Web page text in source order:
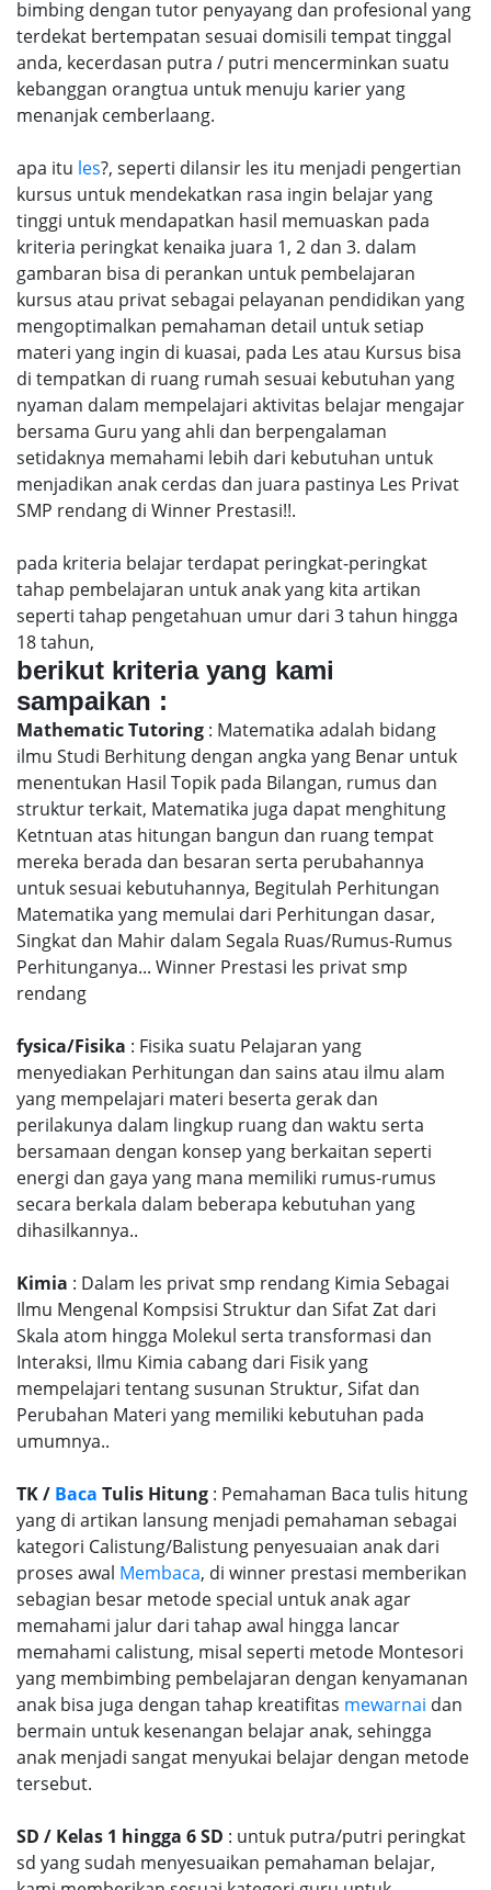
bimbing dengan tutor penyayang dan profesional yang
terdekat bertempatan sesuai domisili tempat tinggal
anda, kecerdasan putra / putri mencerminkan suatu
kebanggan orangtua untuk menuju karier yang
menanjak cemberlaang.
apa itu les?, seperti dilansir les itu menjadi pengertian
kursus untuk mendekatkan rasa ingin belajar yang
tinggi untuk mendapatkan hasil memuaskan pada
kriteria peringkat kenaika juara 1, 2 dan 3. dalam
gambaran bisa di perankan untuk pembelajaran
kursus atau privat sebagai pelayanan pendidikan yang
mengoptimalkan pemahaman detail untuk setiap
materi yang ingin di kuasai, pada Les atau Kursus bisa
di tempatkan di ruang rumah sesuai kebutuhan yang
nyaman dalam mempelajari aktivitas belajar mengajar
bersama Guru yang ahli dan berpengalaman
setidaknya memahami lebih dari kebutuhan untuk
menjadikan anak cerdas dan juara pastinya Les Privat
SMP rendang di Winner Prestasi!!.
pada kriteria belajar terdapat peringkat-peringkat
tahap pembelajaran untuk anak yang kita artikan
seperti tahap pengetahuan umur dari 3 tahun hingga
18 tahun,
berikut kriteria yang kami
sampaikan :
Mathematic Tutoring : Matematika adalah bidang
ilmu Studi Berhitung dengan angka yang Benar untuk
menentukan Hasil Topik pada Bilangan, rumus dan
struktur terkait, Matematika juga dapat menghitung
Ketntuan atas hitungan bangun dan ruang tempat
mereka berada dan besaran serta perubahannya
untuk sesuai kebutuhannya, Begitulah Perhitungan
Matematika yang memulai dari Perhitungan dasar,
Singkat dan Mahir dalam Segala Ruas/Rumus-Rumus
Perhitunganya... Winner Prestasi les privat smp
rendang
fysica/Fisika : Fisika suatu Pelajaran yang
menyediakan Perhitungan dan sains atau ilmu alam
yang mempelajari materi beserta gerak dan
perilakunya dalam lingkup ruang dan waktu serta
bersamaan dengan konsep yang berkaitan seperti
energi dan gaya yang mana memiliki rumus-rumus
secara berkala dalam beberapa kebutuhan yang
dihasilkannya..
Kimia : Dalam les privat smp rendang Kimia Sebagai
Ilmu Mengenal Kompsisi Struktur dan Sifat Zat dari
Skala atom hingga Molekul serta transformasi dan
Interaksi, Ilmu Kimia cabang dari Fisik yang
mempelajari tentang susunan Struktur, Sifat dan
Perubahan Materi yang memiliki kebutuhan pada
umumnya..
TK / Baca Tulis Hitung : Pemahaman Baca tulis hitung
yang di artikan lansung menjadi pemahaman sebagai
kategori Calistung/Balistung penyesuaian anak dari
proses awal Membaca, di winner prestasi memberikan
sebagian besar metode special untuk anak agar
memahami jalur dari tahap awal hingga lancar
memahami calistung, misal seperti metode Montesori
yang membimbing pembelajaran dengan kenyamanan
anak bisa juga dengan tahap kreatifitas mewarnai dan
bermain untuk kesenangan belajar anak, sehingga
anak menjadi sangat menyukai belajar dengan metode
tersebut.
SD / Kelas 1 hingga 6 SD : untuk putra/putri peringkat
sd yang sudah menyesuaikan pemahaman belajar,